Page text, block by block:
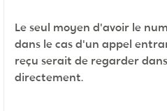
Le seul moyen d'avoir le
dans le cas d'un appel
reçu serait de regarder
directement.